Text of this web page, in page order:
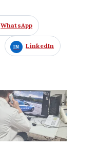
WhatsApp
LinkedIn